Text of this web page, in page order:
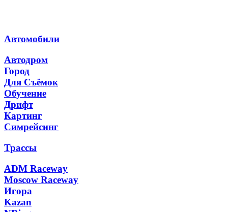
Автомобили
Автодром
Город
Для Съёмок
Обучение
Дрифт
Картинг
Симрейсинг
Трассы
ADM Raceway
Moscow Raceway
Игора
Kazan